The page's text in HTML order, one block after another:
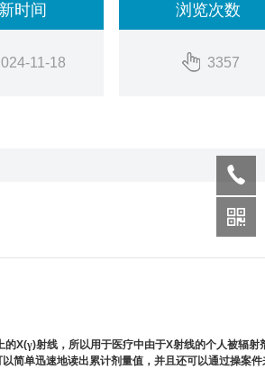
时间
11-18
浏览次数
3357
的X(γ)射线，所以用于医疗中由于X射线的个人被辐射
简单迅速地读出累计剂量值，并且还可以通过操案件